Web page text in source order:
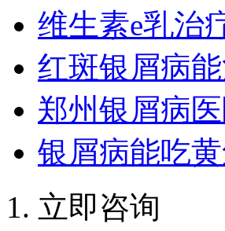
维生素e乳治
红斑银屑病
郑州银屑病
银屑病能吃黄
立即咨询